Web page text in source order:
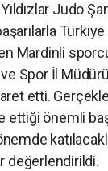
Judo
Mardinli
Spor İl
etti.
ettiği önemli
değerlendirildi.